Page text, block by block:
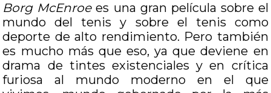
Borg McEnroees una gran película sobre el
mundo del tenis y sobre el tenis como
deporte de alto rendimiento. Pero también
es mucho más que eso, ya que deviene en
drama de tintes existenciales y en crítica
furiosa al mundo moderno en el que